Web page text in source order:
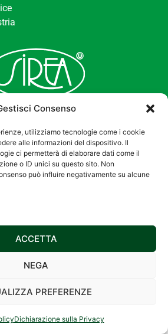
Consenso
utilizziamo tecnologie come i cookie
alle informazioni del dispositivo. Il
ci permetterà di elaborare dati come il
o ID unici su questo sito. Non
può influire negativamente su alcune
ACCETTA
NEGA
PREFERENZE
Dichiarazione sulla Privacy
–